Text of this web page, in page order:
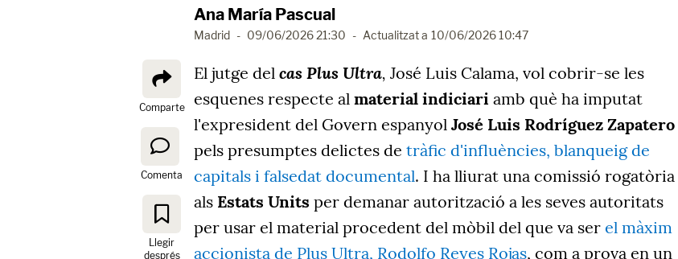
Ana María Pascual
Madrid - 09/06/2026 21:30 - Actualitzat a 10/06/2026 10:47
Comparte
Comenta
Llegir
després
El jutge del cas Plus Ultra, José Luis Calama, vol cobrir-se les
esquenes respecte al material indiciari amb què ha imputat
l'expresident del Govern espanyol José Luis Rodríguez Zapatero
pels presumptes delictes de tràfic d'influències, blanqueig de
capitals i falsedat documental. I ha lliurat una comissió rogatòria
als Estats Units per demanar autorització a les seves autoritats
per usar el material procedent del mòbil del que va ser el màxim
accionista de Plus Ultra, Rodolfo Reyes Rojas, com a prova en un